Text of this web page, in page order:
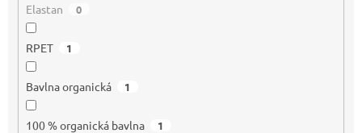
Elastan 0
RPET 1
Bavlna organická 1
100 % organická bavlna 1